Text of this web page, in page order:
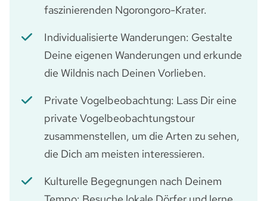
faszinierenden Ngorongoro-Krater.
Individualisierte Wanderungen: Gestalte
Deine eigenen Wanderungen und erkunde
die Wildnis nach Deinen Vorlieben.
Private Vogelbeobachtung: Lass Dir eine
private Vogelbeobachtungstour
zusammenstellen, um die Arten zu sehen,
die Dich am meisten interessieren.
Kulturelle Begegnungen nach Deinem